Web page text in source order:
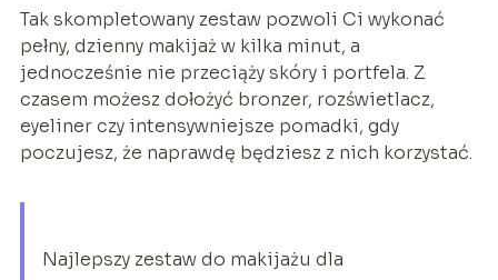
Tak skompletowany zestaw pozwoli Ci wykonać
pełny, dzienny makijaż w kilka minut, a
jednocześnie nie przeciąży skóry i portfela. Z
czasem możesz dołożyć bronzer, rozświetlacz,
eyeliner czy intensywniejsze pomadki, gdy
poczujesz, że naprawdę będziesz z nich korzystać.
Najlepszy zestaw do makijażu dla